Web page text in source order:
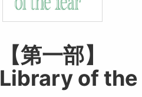
【第一部】
Library of the